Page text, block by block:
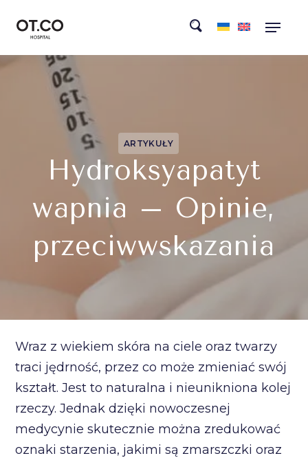
ARTYKUŁY
Hydroksyapatyt
wapnia – Opinie,
przeciwwskazania
Wraz z wiekiem skóra na ciele oraz twarzy
traci jędrność, przez co może zmieniać swój
kształt. Jest to naturalna i nieunikniona kolej
rzeczy. Jednak dzięki nowoczesnej
medycynie skutecznie można zredukować
oznaki starzenia, jakimi są zmarszczki oraz